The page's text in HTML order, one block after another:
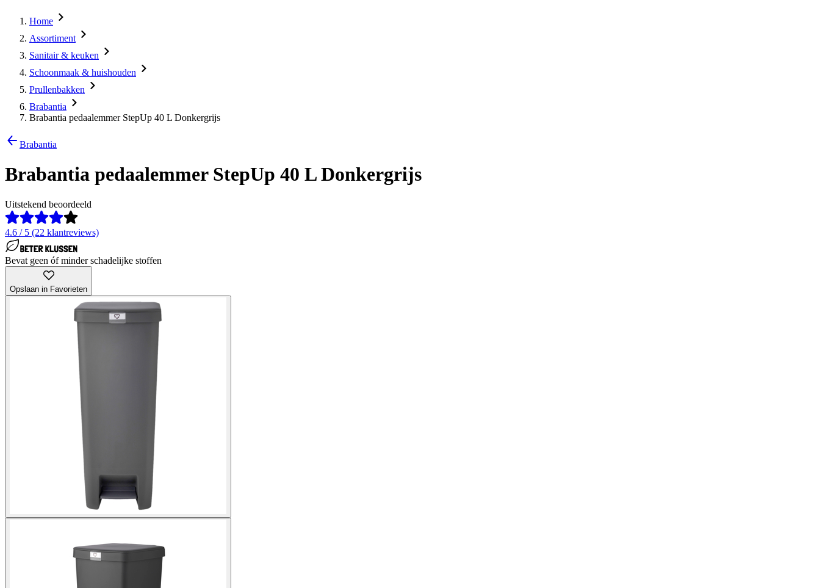
Home
Assortiment
Sanitair & keuken
Schoonmaak & huishouden
Prullenbakken
Brabantia
Brabantia pedaalemmer StepUp 40 L Donkergrijs
Brabantia
Brabantia pedaalemmer StepUp 40 L Donkergrijs
Uitstekend beoordeeld
4.6 / 5 (22 klantreviews)
Bevat geen óf minder schadelijke stoffen
Opslaan in Favorieten